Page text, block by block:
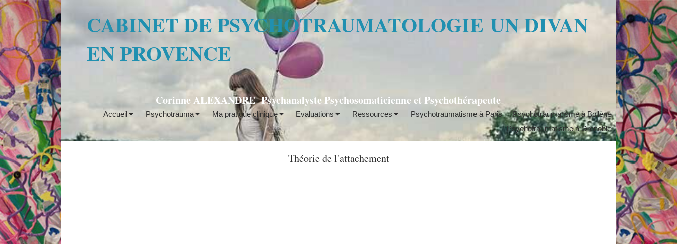
CABINET DE PSYCHOTRAUMATOLOGIE UN DIVAN
EN PROVENCE
Corinne ALEXANDRE Psychanalyste Psychosomaticienne et Psychothérapeute
Accueil Psychotrauma Ma pratique clinique Evaluations Ressources Psychotraumatisme à Paris
Psychotraumatisme à Bollène
Psychotraumatisme à Grenoble
Théorie de l'attachement